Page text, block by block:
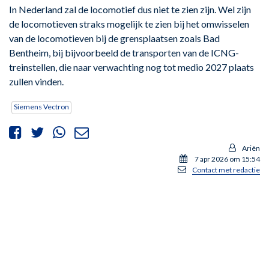
In Nederland zal de locomotief dus niet te zien zijn. Wel zijn
de locomotieven straks mogelijk te zien bij het omwisselen
van de locomotieven bij de grensplaatsen zoals Bad
Bentheim, bij bijvoorbeeld de transporten van de ICNG-
treinstellen, die naar verwachting nog tot medio 2027 plaats
zullen vinden.
Siemens Vectron
Ariën
7 apr 2026 om 15:54
Contact met redactie